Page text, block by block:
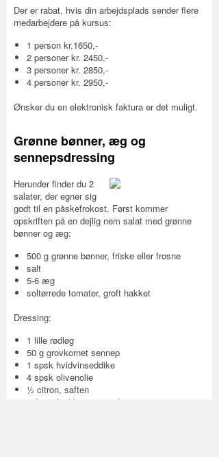
Der er rabat, hvis din arbejdsplads sender flere
medarbejdere på kursus:
1 person kr.1650,-
2 personer kr. 2450,-
3 personer kr. 2850,-
4 personer kr. 2950,-
Ønsker du en elektronisk faktura er det muligt.
Grønne bønner, æg og
sennepsdressing
Herunder finder du 2
salater, der egner sig
godt til en påskefrokost. Først kommer
opskriften på en dejlig nem salat med grønne
bønner og æg:
500 g grønne bønner, friske eller frosne
salt
5-6 æg
soltørrede tomater, groft hakket
Dressing:
1 lille rødløg
50 g grovkornet sennep
1 spsk hvidvinseddike
4 spsk olivenolie
½ citron, saften
salt og friskkværnet peber